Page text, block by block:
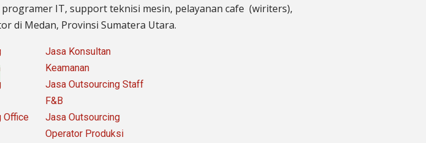
Office
Jasa Konsultan
Keamanan
Jasa Outsourcing Staff
F&B
Jasa Outsourcing
Operator Produksi
IT, support teknisi mesin, pelayanan cafe (wiriters),
di Medan, Provinsi Sumatera Utara.